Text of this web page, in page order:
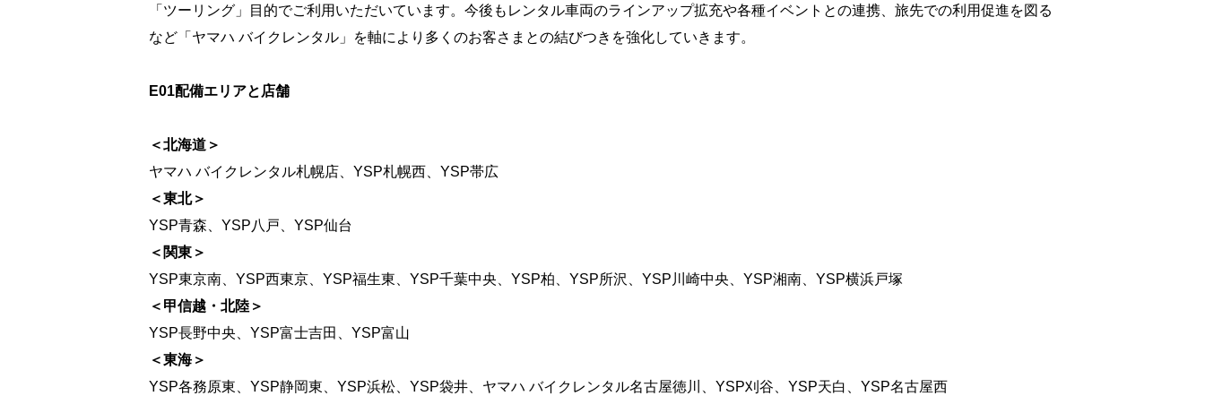
「ツーリング」目的でご利用いただいています。今後もレンタル車両のラインアップ拡充や各種イベントとの連携、旅先での利用促進を図る
など「ヤマハ バイクレンタル」を軸により多くのお客さまとの結びつきを強化していきます。
E01配備エリアと店舗
＜北海道＞
ヤマハ バイクレンタル札幌店、YSP札幌西、YSP帯広
＜東北＞
YSP青森、YSP八戸、YSP仙台
＜関東＞
YSP東京南、YSP西東京、YSP福生東、YSP千葉中央、YSP柏、YSP所沢、YSP川崎中央、YSP湘南、YSP横浜戸塚
＜甲信越・北陸＞
YSP長野中央、YSP富士吉田、YSP富山
＜東海＞
YSP各務原東、YSP静岡東、YSP浜松、YSP袋井、ヤマハ バイクレンタル名古屋徳川、YSP刈谷、YSP天白、YSP名古屋西